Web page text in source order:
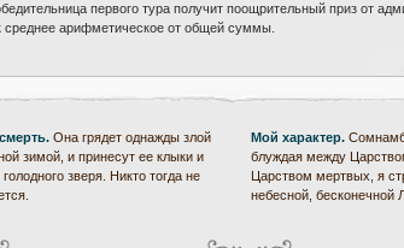
первого тура получит поощрительный приз от
среднее арифметическое от общей суммы.
Она грядет однажды злой
зимой, и принесут ее клыки и
голодного зверя. Никто тогда не
Мой характер.
блуждая между
Царством мертвых, я
небесной, бесконечной